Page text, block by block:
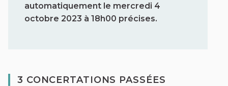
automatiquement le mercredi 4
octobre 2023 à 18h00 précises.
3 CONCERTATIONS PASSÉES